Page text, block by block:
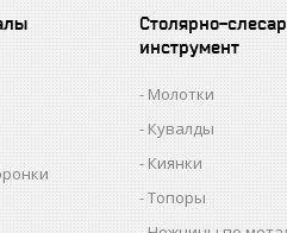
Столярно-
инструмент
Молотки
Кувалды
Киянки
Топоры